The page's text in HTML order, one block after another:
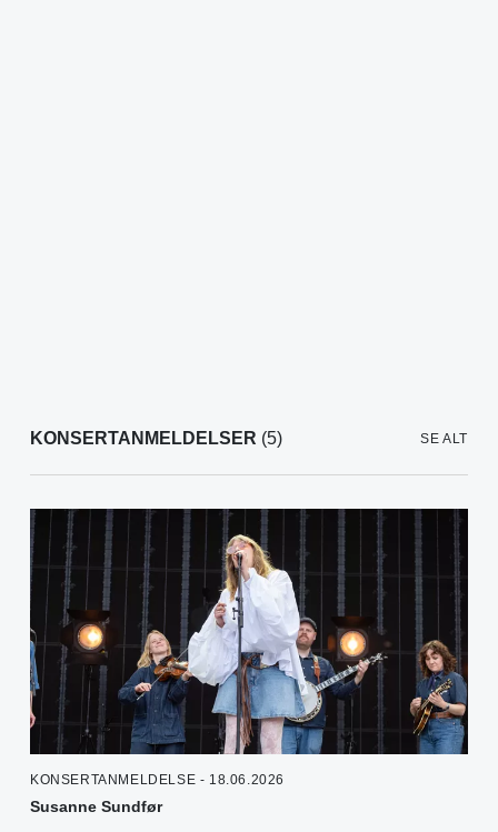
KONSERTANMELDELSER (5) SE ALT
KONSERTANMELDELSE - 18.06.2026
Susanne Sundfør